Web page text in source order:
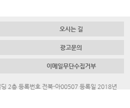
오시는 길
광고문의
이메일무단수집거부
2층 등록번호 전북-아00507 등록일 2018년